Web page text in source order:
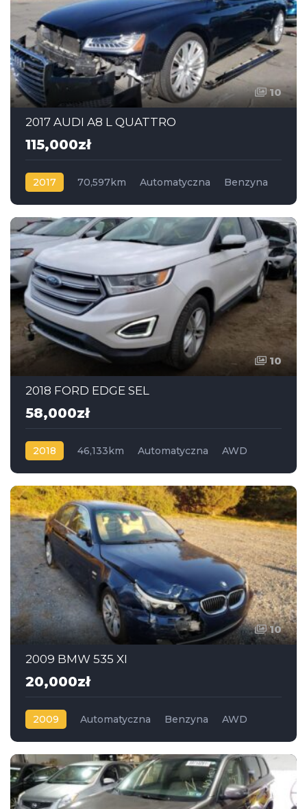
10
2017 AUDI A8 L QUATTRO
115,000zł
2017 70,597km Automatyczna
Benzyna
10
2018 FORD EDGE SEL
58,000zł
2018 46,133km Automatyczna AWD
10
2009 BMW 535 XI
20,000zł
2009 Automatyczna Benzyna AWD